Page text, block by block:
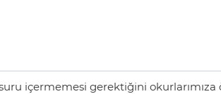
içermemesi gerektiğini okurlarımıza